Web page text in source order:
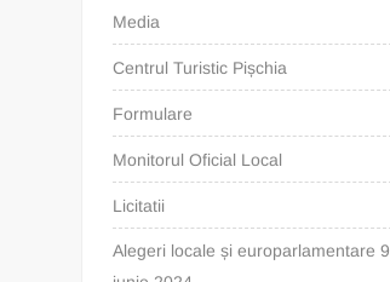
Media
Centrul Turistic Pișchia
Formulare
Monitorul Oficial Local
Licitatii
Alegeri locale și europarlamentare 9